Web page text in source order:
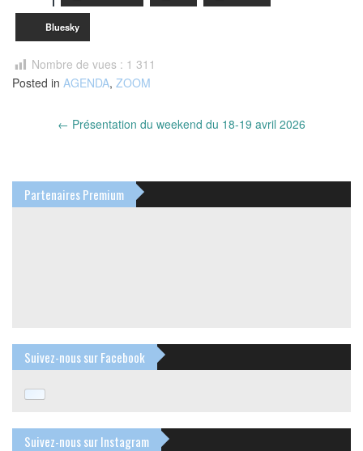
Bluesky
Nombre de vues : 1 311
Posted in AGENDA, ZOOM
← Présentation du weekend du 18-19 avril 2026
Partenaires Premium
Suivez-nous sur Facebook
Suivez-nous sur Instagram